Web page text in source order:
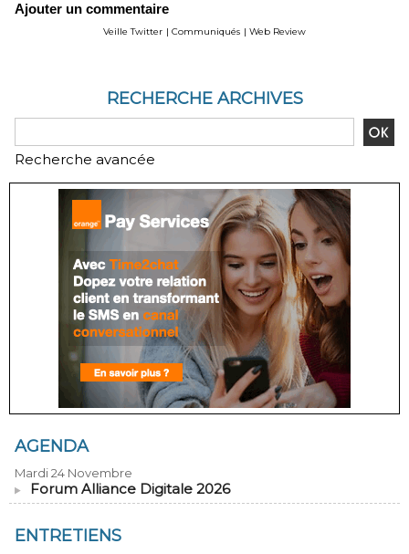
Geography - Global
Forecast and Analysis to
Zhang
Ajouter un commentaire
Veille Twitter | Communiqués | Web Review
RECHERCHE ARCHIVES
Recherche avancée
AGENDA
Mardi 24 Novembre
Forum Alliance Digitale 2026
ENTRETIENS